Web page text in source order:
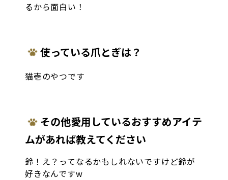
るから面白い！
使っている爪とぎは？
猫壱のやつです
その他愛用しているおすすめアイテ
ムがあれば教えてください
鈴！え？ってなるかもしれないですけど鈴が
好きなんですw